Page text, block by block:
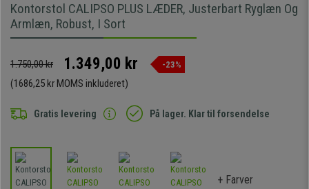
Kontorstol CALIPSO PLUS LÆDER, Justerbart Ryglæn Og
Armlæn, Robust, I Sort
1.750,00 kr 1.349,00 kr -23%
(1686,25 kr MOMS inkluderet)
Gratis levering På lager. Klar til forsendelse
+ Farver